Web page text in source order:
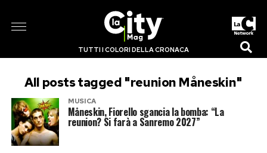
TUTTI I COLORI DELLA CRONACA
All posts tagged "reunion Måneskin"
MUSICA
Måneskin, Fiorello sgancia la bomba: “La
reunion? Si farà a Sanremo 2027”